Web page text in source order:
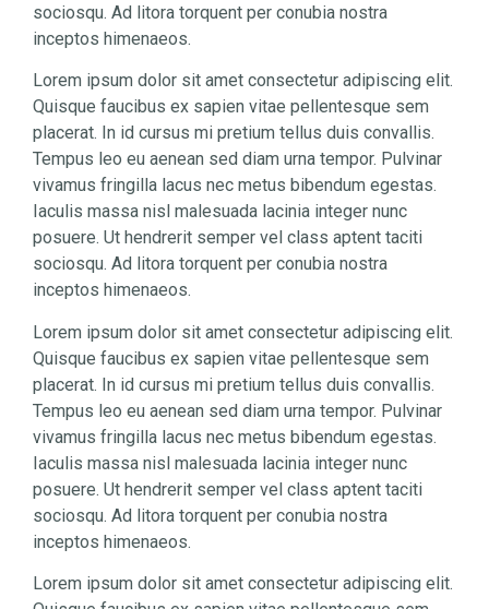
sociosqu. Ad litora torquent per conubia nostra
inceptos himenaeos.
Lorem ipsum dolor sit amet consectetur adipiscing elit.
Quisque faucibus ex sapien vitae pellentesque sem
placerat. In id cursus mi pretium tellus duis convallis.
Tempus leo eu aenean sed diam urna tempor. Pulvinar
vivamus fringilla lacus nec metus bibendum egestas.
Iaculis massa nisl malesuada lacinia integer nunc
posuere. Ut hendrerit semper vel class aptent taciti
sociosqu. Ad litora torquent per conubia nostra
inceptos himenaeos.
Lorem ipsum dolor sit amet consectetur adipiscing elit.
Quisque faucibus ex sapien vitae pellentesque sem
placerat. In id cursus mi pretium tellus duis convallis.
Tempus leo eu aenean sed diam urna tempor. Pulvinar
vivamus fringilla lacus nec metus bibendum egestas.
Iaculis massa nisl malesuada lacinia integer nunc
posuere. Ut hendrerit semper vel class aptent taciti
sociosqu. Ad litora torquent per conubia nostra
inceptos himenaeos.
Lorem ipsum dolor sit amet consectetur adipiscing elit.